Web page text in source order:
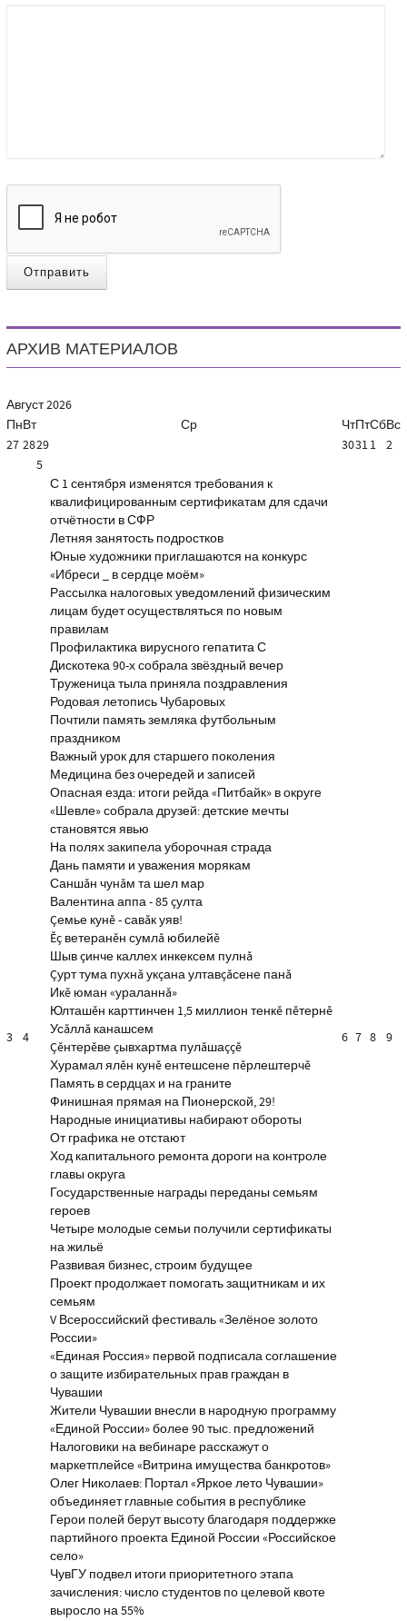
Отправить
АРХИВ МАТЕРИАЛОВ
Август2026
ПнВт Ср ЧтПтСбВс
27 2829 30311 2
3 4
5
С 1 сентября изменятся требования к
квалифицированным сертификатам для сдачи
отчётности в СФР
Летняя занятость подростков
Юные художники приглашаются на конкурс
«Ибреси _ в сердце моём»
Рассылка налоговых уведомлений физическим
лицам будет осуществляться по новым
правилам
Профилактика вирусного гепатита С
Дискотека 90-х собрала звёздный вечер
Труженица тыла приняла поздравления
Родовая летопись Чубаровых
Почтили память земляка футбольным
праздником
Важный урок для старшего поколения
Медицина без очередей и записей
Опасная езда: итоги рейда «Питбайк» в округе
«Шевле» собрала друзей: детские мечты
становятся явью
На полях закипела уборочная страда
Дань памяти и уважения морякам
Саншăн чунăм та шел мар
Валентина аппа - 85 çулта
Çемье кунĕ - савăк уяв!
Ĕç ветеранĕн сумлă юбилейĕ
Шыв çинче каллех инкексем пулнă
Çурт тума пухнă укçана ултавçăсене панă
Икĕ юман «ураланнă»
Юлташĕн карттинчен 1,5 миллион тенкĕ пĕтернĕ
Усăллă канашсем
Çĕнтерĕве çывхартма пулăшаççĕ
Хурамал ялĕн кунĕ ентешсене пĕрлештерчĕ
Память в сердцах и на граните
Финишная прямая на Пионерской, 29!
Народные инициативы набирают обороты
От графика не отстают
Ход капитального ремонта дороги на контроле
главы округа
Государственные награды переданы семьям
героев
Четыре молодые семьи получили сертификаты
на жильё
Развивая бизнес, строим будущее
Проект продолжает помогать защитникам и их
семьям
V Всероссийский фестиваль «Зелёное золото
России»
«Единая Россия» первой подписала соглашение
о защите избирательных прав граждан в
Чувашии
Жители Чувашии внесли в народную программу
«Единой России» более 90 тыс. предложений
Налоговики на вебинаре расскажут о
маркетплейсе «Витрина имущества банкротов»
Олег Николаев: Портал «Яркое лето Чувашии»
объединяет главные события в республике
Герои полей берут высоту благодаря поддержке
партийного проекта Единой России «Российское
село»
ЧувГУ подвел итоги приоритетного этапа
зачисления: число студентов по целевой квоте
выросло на 55%
6 7 8 9